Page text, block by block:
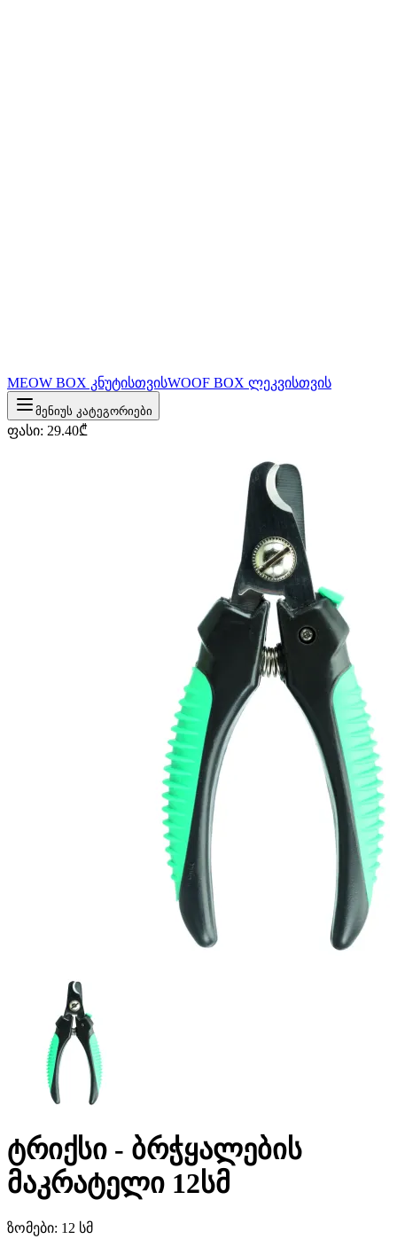
MEOW BOX კნუტისთვისWOOF BOX ლეკვისთვის
მენიუს კატეგორიები
ფასი: 29.40₾
ტრიქსი - ბრჭყალების
მაკრატელი 12სმ
ზომები: 12 სმ